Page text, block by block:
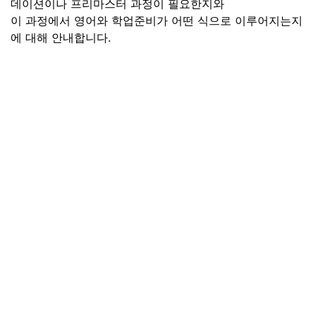
데이션이나 프리마스터 과정이 필요한지와
이 과정에서 영어와 학업준비가 어떤 식으로 이루어지는지
에 대해 안내합니다.